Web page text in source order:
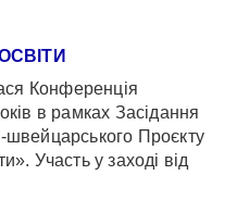
Конференція
в рамках Засідання
швейцарського Проєкту
Участь у заході від